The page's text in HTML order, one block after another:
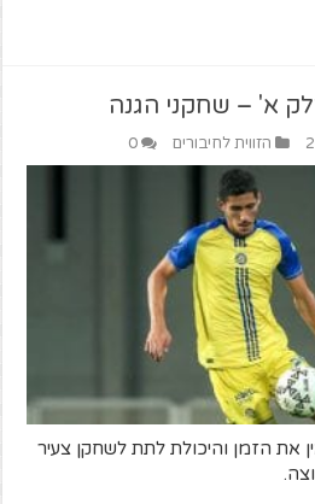
א' – שחקני הגנה
הזווית לחיבורים 0
את הזמן והיכולת לתת לשחקן צעיר